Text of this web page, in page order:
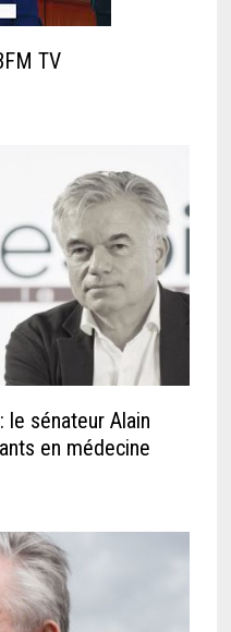
TV
le sénateur Alain
en médecine